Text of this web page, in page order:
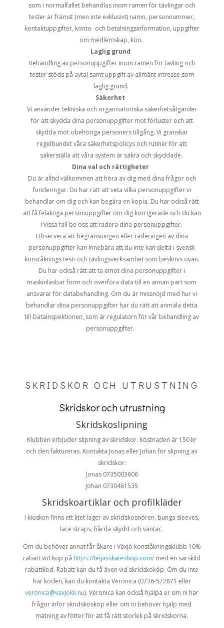
som i normalfallet behandlas inom ramen för tävlingar och
tester är främst (men inte exklusivt) namn, personnummer,
kontaktuppgifter, konto- och betalningsinformation, uppgifter
om medlemskap, kön.
Laglig grund
Behandling av personuppgifter inom ramen för tävling och
tester stöds på avtal samt uppgift av allmänt intresse som
laglig grund.
Säkerhet
Vi använder tekniska och organisatoriska säkerhetsåtgärder
för att skydda dina personuppgifter mot förluster och att
skydda mot obehöriga personers tillgång. Vi granskar
regelbundet våra säkerhetspolicys och rutiner för att
säkerställa att våra system är säkra och skyddade.
Dina val och rättigheter
Du är alltid välkommen att höra av dig med dina frågor och
funderingar. Du har rätt att veta vilka personuppgifter vi
behandlar om dig och kan begära en kopia. Du har också rätt
att få felaktiga personuppgifter om dig korrigerade och du kan
i vissa fall be oss att radera dina personuppgifter.
Observera att begränsningen eller raderingen av dina
personuppgifter kan innebära att du inte kan delta i svensk
konståknings test- och tävlingsverksamhet som beskrivs ovan.
Du har också rätt att ta emot dina personuppgifter i
maskinläsbar form och överföra data till en annan part som
ansvarar för databehandling. Om du är missnöjd med hur vi
behandlar dina personuppgifter har du rätt att anmäla detta
till Datainspektionen, som är regulatorn för vår behandling av
personuppgifter.
SKRIDSKOR OCH UTRUSTNING
Skridskor och utrustning
Skridskoslipning
Klubben erbjuder slipning av skridskor. Kostnaden är 150 kr
och den faktureras. Kontakta Jonas eller Johan för slipning av
skridskor:
Jonas 0735003606
Johan 0730461535
Skridskoartiklar och profilkläder
I kiosken finns ett litet lager av skridskosnören, bunga sleeves,
lace straps, hårda skydd och vantar.
Om du behöver annat får åkare i Växjö konståkningsklubb 10%
rabatt vid köp på https://teijasskateshop.com/ med en särskild
rabattkod. Rabatt kan du få även vid skridskoköp. Om du inte
har koden, kan du kontakta Veronica (0736-572871 eller
veronica@vaxjokk.nu). Veronica kan också hjälpa er om ni har
frågor inför skridskosköp eller om ni behöver hjälp med
mätning av fötter för att få rätt storlek på skridskorna.